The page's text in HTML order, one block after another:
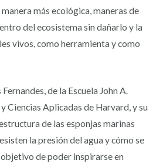
más ecológica, maneras de
del ecosistema sin dañarlo y la
vivos, como herramienta y como
de la Escuela John A.
Ciencias Aplicadas de Harvard, y su
de las esponjas marinas
la presión del agua y cómo se
de poder inspirarse en